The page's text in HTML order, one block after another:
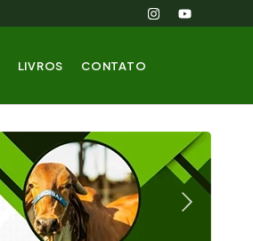
LIVROS CONTATO